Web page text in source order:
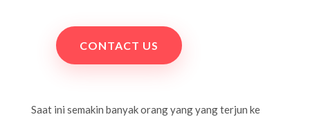
CONTACT US
Saat ini semakin banyak orang yang yang terjun ke